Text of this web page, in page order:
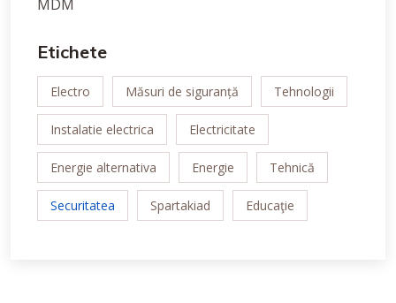
Etichete
Electro Măsuri de siguranță Tehnologii
Instalatie electrica Electricitate
Energie alternativa Energie Tehnică
Securitatea Spartakiad Educaţie